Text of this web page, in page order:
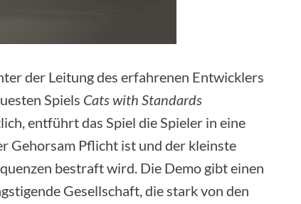
der Leitung des erfahrenen Entwicklers
Spiels Cats with Standards
entführt das Spiel die Spieler in eine
Gehorsam Pflicht ist und der kleinste
bestraft wird. Die Demo gibt einen
Gesellschaft, die stark von den